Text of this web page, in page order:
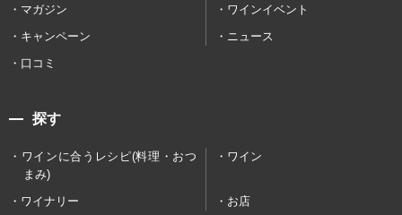
マガジン
ワインイベント
キャンペーン
ニュース
口コミ
探す
ワインに合うレシピ(料理・おつ
まみ)
ワイン
ワイナリー お店